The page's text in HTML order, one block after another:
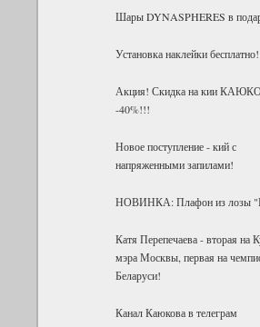
Шары DYNASPHERES в
Установка наклейки бесплатно!
Акция! Скидка на кии
-40%!!!
Новое поступление - кий с
напряженными запилами!
НОВИНКА: Плафон из лозы
Катя Перепечаева - вторая на
мэра Москвы, первая на
Беларуси!
Канал Каюкова в телеграм